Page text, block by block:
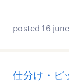
posted 16
仕分け・ピ